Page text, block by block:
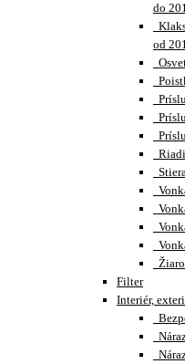
do
od
Filter
Interiér,